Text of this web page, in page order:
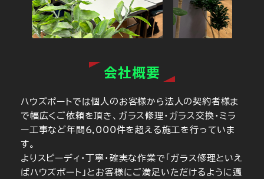
会社概要
ハウズポートでは個人のお客様から法人の契約者様ま
で幅広くご依頼を頂き、ガラス修理・ガラス交換・ミラ
ー工事など年間6,000件を超える施工を行っていま
す。
よりスピーディ・丁寧・確実な作業で「ガラス修理といえ
ばハウズポート」とお客様にご満足いただけるように邁